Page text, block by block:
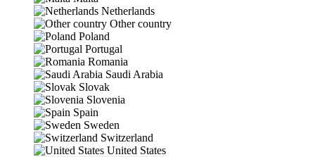
Netherlands
Other country
Poland
Portugal
Romania
Saudi Arabia
Slovak
Slovenia
Spain
Sweden
Switzerland
United States